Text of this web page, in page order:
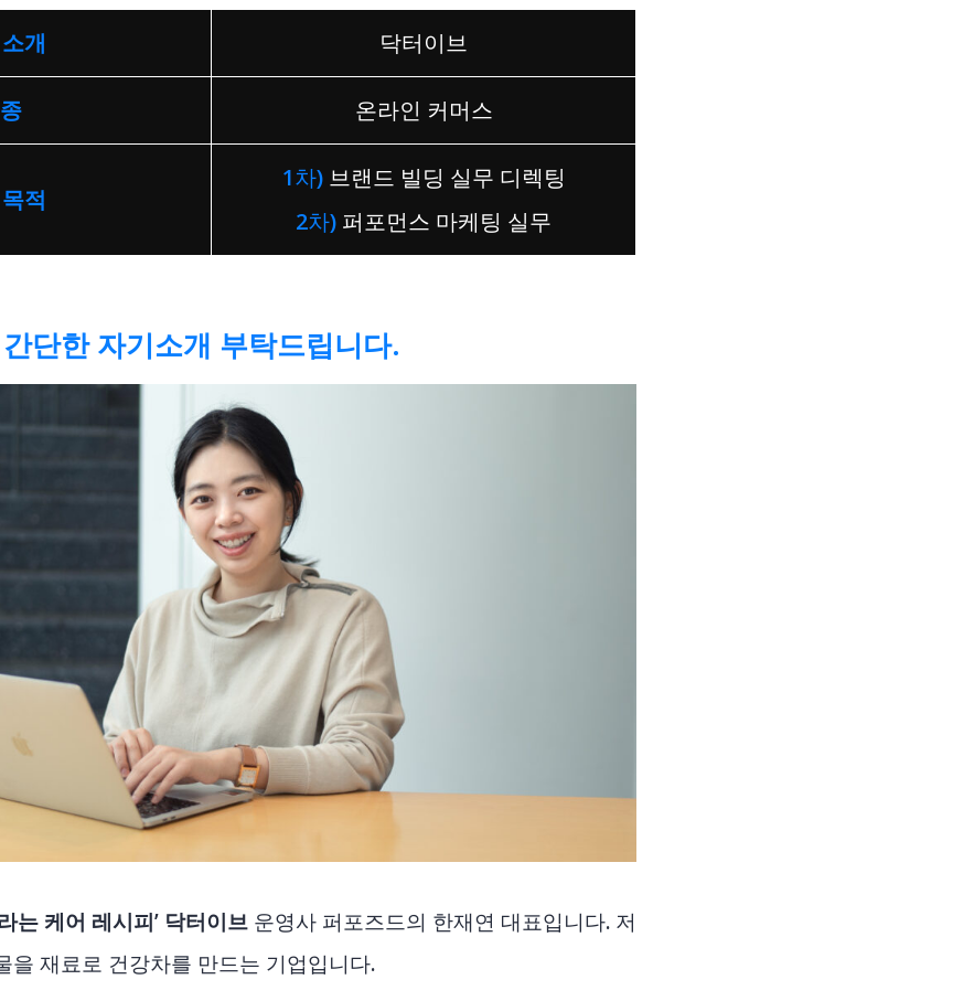
개 닥터이브
온라인 커머스
적
1차)브랜드 빌딩 실무 디렉팅
2차) 퍼포먼스 마케팅 실무
단한 자기소개 부탁드립니다.
는 케어 레시피’ 닥터이브 운영사 퍼포즈드의 한재연 대표입니다. 저
을 재료로 건강차를 만드는 기업입니다.